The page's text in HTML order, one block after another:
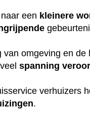
naar een kleinere
van omgeving en
veelspanning
verhuizers
.